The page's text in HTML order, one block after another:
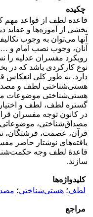
چکیده
قاعده لطف از قواعد مهم
بخشی از آموزه‌ها و عقاید
آنها می‌توان به وجوب
آنان، وجوب نصب امام و
رویکرد مفسران عدلیه را
نوع کارکردی باشد که در
دارد. به طور کلی
هستی‌شناختی لطف و
هستی‌شناختی موضوعات
گستره لطف، لطف و
در کانون توجه مفسران
مصداق‌شناختی، موضوعاتی
قرآن، عصمت، فرشتگان،
یافته‌های نوشتار حاضر
قاعدۀ لطف وجه
سازند.
کلیدواژه‌ها
لطف؛ هستی‌شناختی؛
مراجع